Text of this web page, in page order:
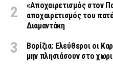
«Aποχαιρετισμός στον
αποχαιρετισμός του
Διαμαντάκη
Βορίζια: Ελεύθεροι οι
μην πλησιάσουν στο